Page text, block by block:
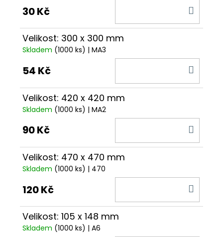
30 Kč
Velikost: 300 x 300 mm
Skladem (1000 ks) | MA3
54 Kč
Velikost: 420 x 420 mm
Skladem (1000 ks) | MA2
90 Kč
Velikost: 470 x 470 mm
Skladem (1000 ks) | 470
120 Kč
Velikost: 105 x 148 mm
Skladem (1000 ks) | A6